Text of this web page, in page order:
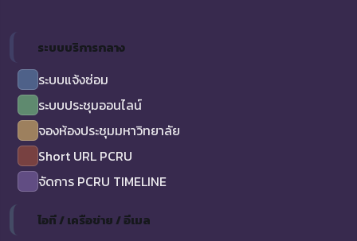
ระบบบริการกลาง
ระบบแจ้งซ่อม
ระบบประชุมออนไลน์
จองห้องประชุมมหาวิทยาลัย
Short URL PCRU
จัดการ PCRU TIMELINE
ไอที / เครือข่าย / อีเมล